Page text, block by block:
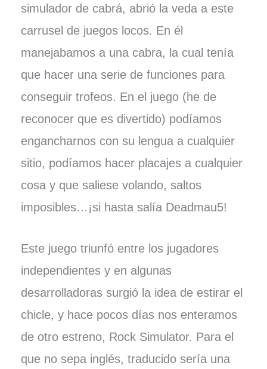
simulador de cabrá, abrió la veda a este
carrusel de juegos locos. En él
manejabamos a una cabra, la cual tenía
que hacer una serie de funciones para
conseguir trofeos. En el juego (he de
reconocer que es divertido) podíamos
engancharnos con su lengua a cualquier
sitio, podíamos hacer placajes a cualquier
cosa y que saliese volando, saltos
imposibles…¡si hasta salía Deadmau5!
Este juego triunfó entre los jugadores
independientes y en algunas
desarrolladoras surgió la idea de estirar el
chicle, y hace pocos días nos enteramos
de otro estreno, Rock Simulator. Para el
que no sepa inglés, traducido sería una